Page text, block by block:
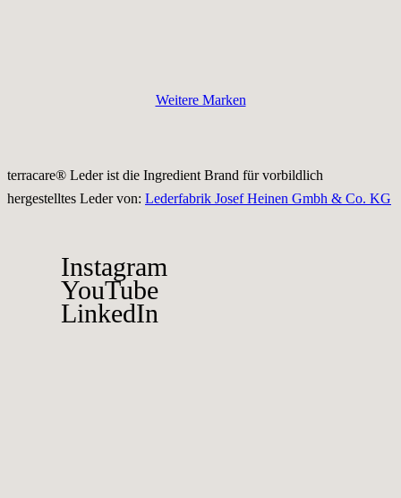
Weitere Marken
terracare® Leder ist die Ingredient Brand für vorbildlich
hergestelltes Leder von: Lederfabrik Josef Heinen Gmbh & Co. KG
Instagram
YouTube
LinkedIn